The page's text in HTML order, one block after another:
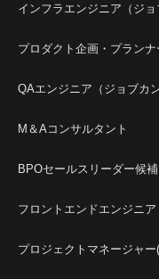
インフラエンジニア（ジョ
プロダクト企画・プランナ
QAエンジニア（ジョブカン
M＆Aコンサルタント
BPOセールスリーダー候補
フロントエンドエンジニア
プロジェクトマネージャ